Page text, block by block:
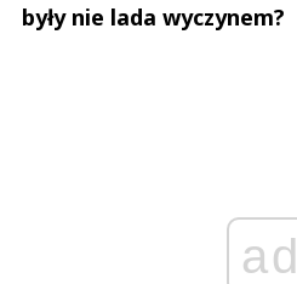
były nie lada wyczynem?
ad